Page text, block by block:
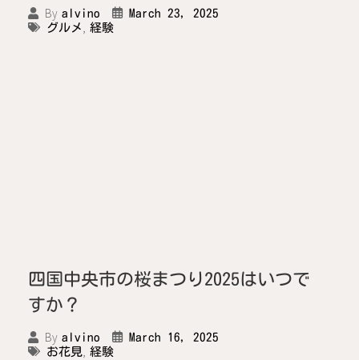
By alvino
March 23, 2025
グルメ , 経験
四国中央市の桜まつり2025はいつで
すか？
By alvino
March 16, 2025
お花見, 経験